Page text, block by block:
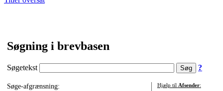
Søgning i brevbasen
Søgetekst ?
Søge-afgrænsning:
Hjælp til Afsender: